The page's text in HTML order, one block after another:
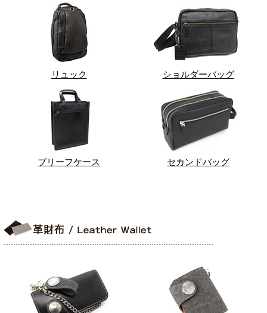
リュック ショルダーバッグ
ブリーフケース セカンドバッグ